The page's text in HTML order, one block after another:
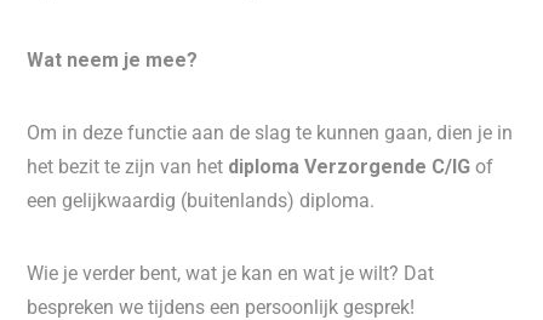
Wat neem je mee?
Om in deze functie aan de slag te kunnen gaan, dien je in
het bezit te zijn van het diploma Verzorgende C/IGof
een gelijkwaardig (buitenlands) diploma.
Wie je verder bent, wat je kan en wat je wilt? Dat
bespreken we tijdens een persoonlijk gesprek!